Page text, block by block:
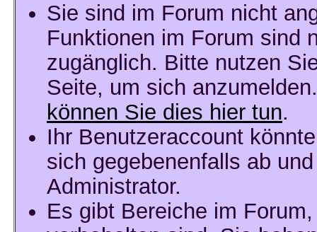
Sie sind im Forum nicht
Funktionen im Forum sind
zugänglich. Bitte nutzen
Seite, um sich
können Sie dies hier tun.
Ihr Benutzeraccount
sich gegebenenfalls ab
Administrator.
Es gibt Bereiche im